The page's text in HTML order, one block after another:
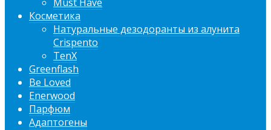
Косметика
Натуральные дезодоранты из алунита
Crispento
TenX
Greenflash
Be Loved
Enerwood
Парфюм
Адаптогены